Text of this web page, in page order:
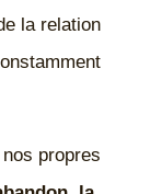
la relation
propres